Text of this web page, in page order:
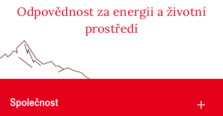
Odpovědnost za energii a životní
prostředí
Společnost